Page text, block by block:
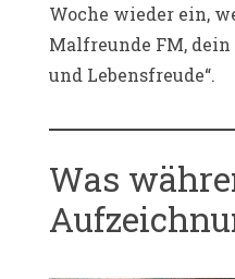
Woche wieder ein,
Malfreunde FM,
und Lebensfreude“.
Was